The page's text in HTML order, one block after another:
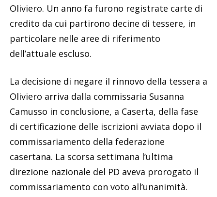
Oliviero. Un anno fa furono registrate carte di
credito da cui partirono decine di tessere, in
particolare nelle aree di riferimento
dell’attuale escluso.
La decisione di negare il rinnovo della tessera a
Oliviero arriva dalla commissaria Susanna
Camusso in conclusione, a Caserta, della fase
di certificazione delle iscrizioni avviata dopo il
commissariamento della federazione
casertana. La scorsa settimana l’ultima
direzione nazionale del PD aveva prorogato il
commissariamento con voto all’unanimità.